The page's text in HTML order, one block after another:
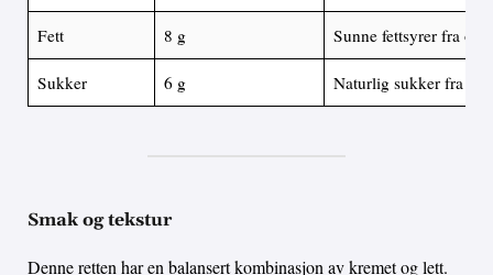
Fett 8 g Sunne fettsyrer fra
Sukker 6 g Naturlig sukker fra
Smak og tekstur
Denne retten har en balansert kombinasjon av kremet og lett.